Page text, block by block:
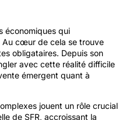
économiques qui
Au cœur de cela se trouve
obligataires. Depuis son
avec cette réalité difficile
émergent quant à
jouent un rôle crucial
de SFR, accroissant la